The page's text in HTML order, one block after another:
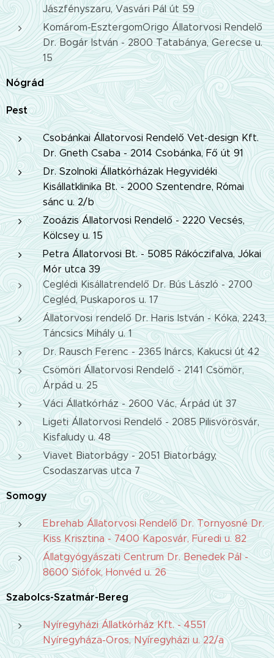
Jászfényszaru, Vasvári Pál út 59
Komárom-EsztergomOrigo Állatorvosi Rendelő
Dr. Bogár István - 2800 Tatabánya, Gerecse u.
15
Nógrád
Pest
Csobánkai Állatorvosi Rendelő Vet-design Kft.
Dr. Gneth Csaba - 2014 Csobánka, Fő út 91
Dr. Szolnoki Állatkórházak Hegyvidéki
Kisállatklinika Bt. - 2000 Szentendre, Római
sánc u. 2/b
Zooázis Állatorvosi Rendelő - 2220 Vecsés,
Kölcsey u. 15
Petra Állatorvosi Bt. - 5085 Rákóczifalva, Jókai
Mór utca 39
Ceglédi Kisállatrendelő Dr. Bús László - 2700
Cegléd, Puskaporos u. 17
Állatorvosi rendelő Dr. Haris István - Kóka, 2243,
Táncsics Mihály u. 1
Dr. Rausch Ferenc - 2365 Inárcs, Kakucsi út 42
Csömöri Állatorvosi Rendelő - 2141 Csömör,
Árpád u. 25
Váci Állatkórház - 2600 Vác, Árpád út 37
Ligeti Állatorvosi Rendelő - 2085 Pilisvörösvár,
Kisfaludy u. 48
Viavet Biatorbágy - 2051 Biatorbágy,
Csodaszarvas utca 7
Somogy
Ebrehab Állatorvosi Rendelő Dr. Tornyosné Dr.
Kiss Krisztina - 7400 Kaposvár, Füredi u. 82
Állatgyógyászati Centrum Dr. Benedek Pál -
8600 Siófok, Honvéd u. 26
Szabolcs-Szatmár-Bereg
Nyíregyházi Állatkórház Kft. - 4551
Nyíregyháza-Oros, Nyíregyházi u. 22/a